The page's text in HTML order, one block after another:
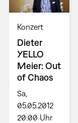
Konzert
Dieter
YELLO
Meier: Out
of Chaos
Sa,
05.05.2012
20:00 Uhr